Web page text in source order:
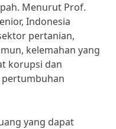
Menurut Prof.
Indonesia
pertanian,
kelemahan yang
korupsi dan
yang dapat